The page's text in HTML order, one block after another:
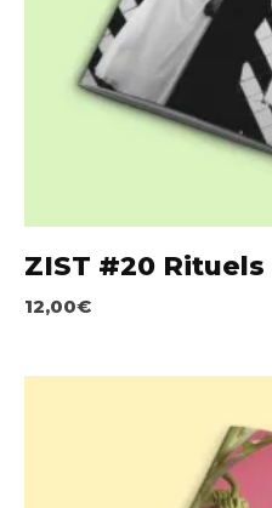
ZIST #20 Rituels
12,00€